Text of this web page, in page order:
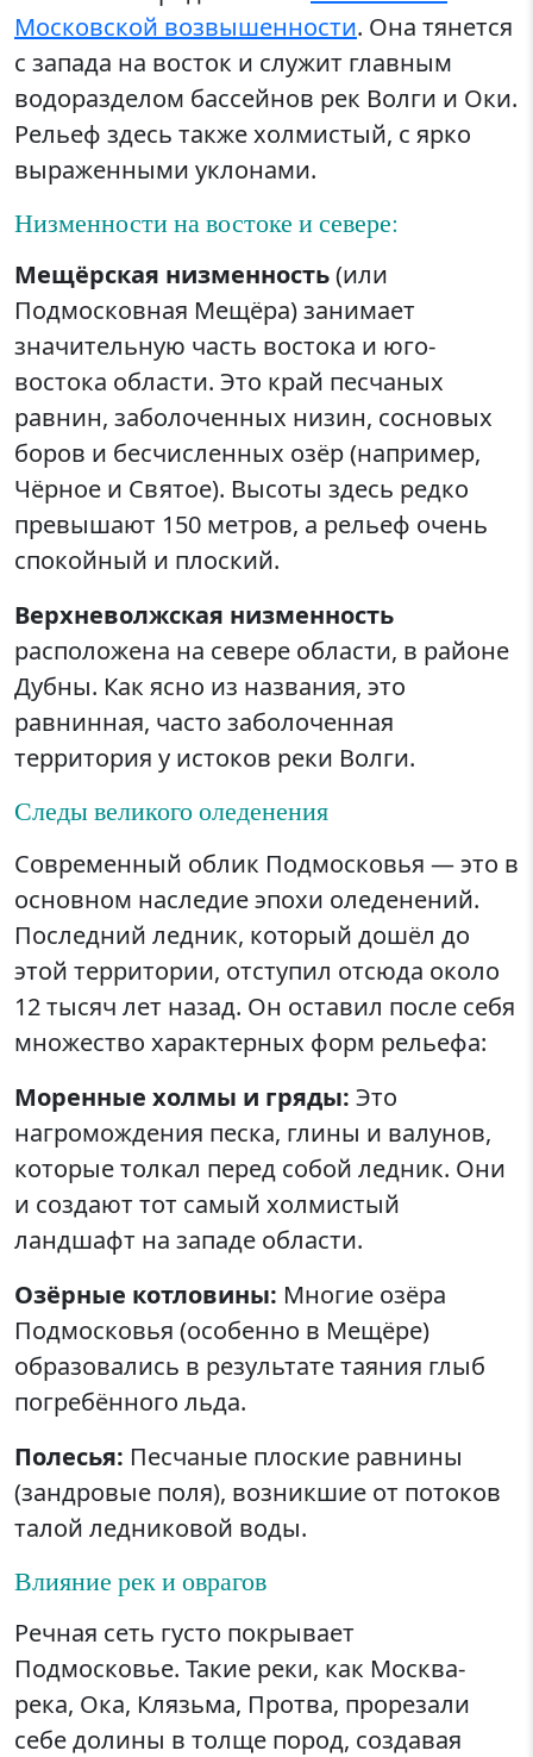
Московской возвышенности. Она тянется
с запада на восток и служит главным
водоразделом бассейнов рек Волги и Оки.
Рельеф здесь также холмистый, с ярко
выраженными уклонами.
Низменности на востоке и севере:
Мещёрская низменность(или
Подмосковная Мещёра) занимает
значительную часть востока и юго-
востока области. Это край песчаных
равнин, заболоченных низин, сосновых
боров и бесчисленных озёр (например,
Чёрное и Святое). Высоты здесь редко
превышают 150 метров, а рельеф очень
спокойный и плоский.
Верхневолжская низменность
расположена на севере области, в районе
Дубны. Как ясно из названия, это
равнинная, часто заболоченная
территория у истоков реки Волги.
Следы великого оледенения
Современный облик Подмосковья — это в
основном наследие эпохи оледенений.
Последний ледник, который дошёл до
этой территории, отступил отсюда около
12 тысяч лет назад. Он оставил после себя
множество характерных форм рельефа:
Моренные холмы и гряды: Это
нагромождения песка, глины и валунов,
которые толкал перед собой ледник. Они
и создают тот самый холмистый
ландшафт на западе области.
Озёрные котловины: Многие озёра
Подмосковья (особенно в Мещёре)
образовались в результате таяния глыб
погребённого льда.
Полесья: Песчаные плоские равнины
(зандровые поля), возникшие от потоков
талой ледниковой воды.
Влияние рек и оврагов
Речная сеть густо покрывает
Подмосковье. Такие реки, как Москва-
река, Ока, Клязьма, Протва, прорезали
себе долины в толще пород, создавая